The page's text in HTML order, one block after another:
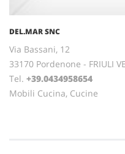
DEL.MAR SNC
Via Bassani, 12
33170 Pordenone - FRIULI
Tel. +39.0434958654
Mobili Cucina, Cucine